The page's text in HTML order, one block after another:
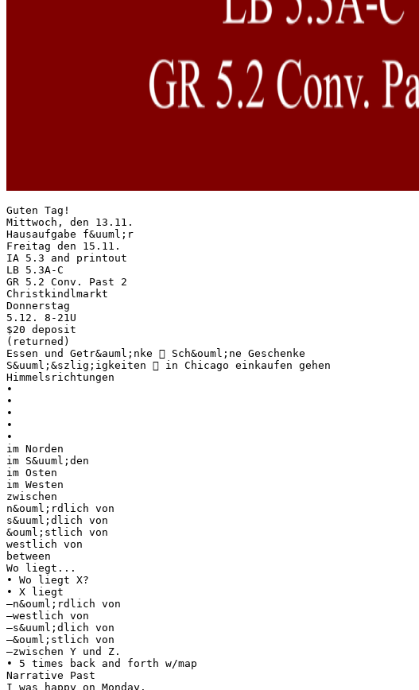
Guten Tag!
Mittwoch, den 13.11.
Hausaufgabe f&uuml;r
Freitag den 15.11.
IA 5.3 and printout
LB 5.3A-C
GR 5.2 Conv. Past 2
Christkindlmarkt
Donnerstag
5.12. 8-21U
$20 deposit
(returned)
Essen und Getr&auml;nke  Sch&ouml;ne Geschenke
S&uuml;&szlig;igkeiten  in Chicago einkaufen gehen
Himmelsrichtungen
•
•
•
•
•
im Norden
im S&uuml;den
im Osten
im Westen
zwischen
n&ouml;rdlich von
s&uuml;dlich von
&ouml;stlich von
westlich von
between
Wo liegt...
• Wo liegt X?
• X liegt
–n&ouml;rdlich von
–westlich von
–s&uuml;dlich von
–&ouml;stlich von
–zwischen Y und Z.
• 5 times back and forth w/map
Narrative Past
I was happy on Monday.